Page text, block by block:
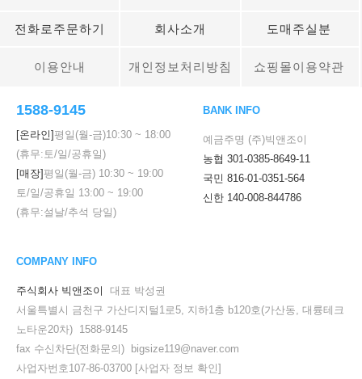
전화로주문하기 회사소개 도매주실분
이용안내 개인정보처리방침 쇼핑몰이용약관
1588-9145
[온라인]평일(월-금)10:30 ~ 18:00
(휴무:토/일/공휴일)
[매장]평일(월-금) 10:30 ~ 19:00
토/일/공휴일 13:00 ~ 19:00
(휴무:설날/추석 당일)
BANK INFO
예금주명 (주)빅앤조이
농협 301-0385-8649-11
국민 816-01-0351-564
신한 140-008-844786
COMPANY INFO
주식회사 빅앤조이
대표 박성권
서울특별시 금천구 가산디지털1로5, 지하1층 b120호(가산동, 대륭테크
노타운20차) 1588-9145
fax 수신차단(전화문의) bigsize119@naver.com
사업자번호107-86-03700 [사업자 정보 확인]